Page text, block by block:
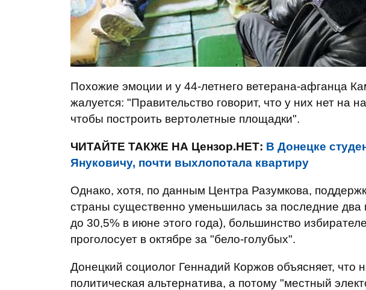
Похожие эмоции и у 44-летнего ветерана-афганца
жалуется: "Правительство говорит, что у них нет на
чтобы построить вертолетные площадки".
ЧИТАЙТЕ ТАКЖЕ НА Цензор.НЕТ: В Донецке
Януковичу, почти выхлопотала квартиру
Однако, хотя, по данным Центра Разумкова,
страны существенно уменьшилась за последние два
до 30,5% в июне этого года), большинство
проголосует в октябре за "бело-голубых".
Донецкий социолог Геннадий Коржов объясняет, что
политическая альтернатива, а потому "местный